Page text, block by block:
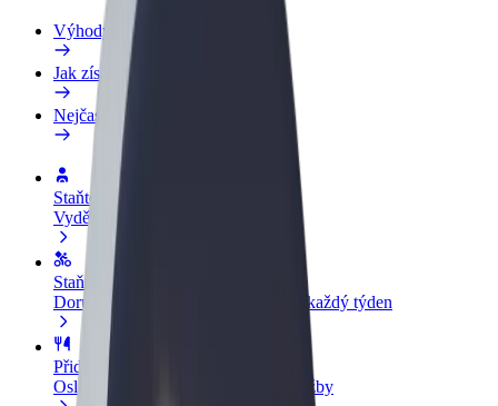
Výhody
Jak získat členství
Nejčastější otázky
Staňte se řidičem
Vydělávejte podle sebe
Staňte se kurýrem
Doručujte jídlo a dostávejte výplatu každý týden
Přidejte restauraci nebo obchod
Oslovte více zákazníků a zvyšte si tržby